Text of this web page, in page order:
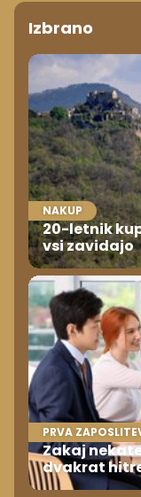
Izbrano
NAKUP
20-letnik
vsi zavidajo
PRVA
Zakaj
dvakrat